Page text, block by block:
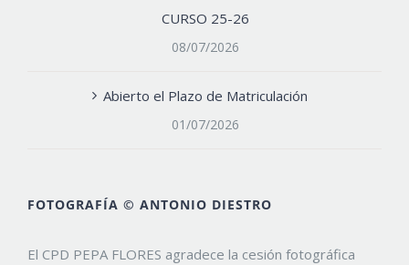
CURSO 25-26
08/07/2026
Abierto el Plazo de Matriculación
01/07/2026
FOTOGRAFÍA © ANTONIO DIESTRO
El CPD PEPA FLORES agradece la cesión fotográfica